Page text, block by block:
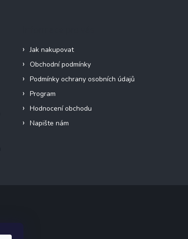
Jak nakupovat
Obchodní podmínky
Podmínky ochrany osobních údajů
Program
Hodnocení obchodu
Napište nám